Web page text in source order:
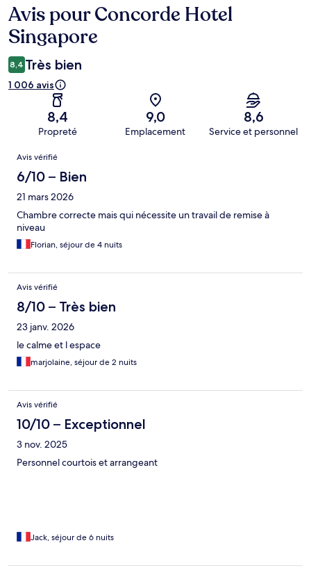
Avis
Avis pour Concorde Hotel
Singapore
8,4 Très bien
1 006 avis
8,4
Propreté
9,0
Emplacement
8,6
Service et personnel
Avis
Avis vérifié
6/10 – Bien
21 mars 2026
Chambre correcte mais qui nécessite un travail de remise à
niveau
Florian, séjour de 4 nuits
Avis vérifié
8/10 – Très bien
23 janv. 2026
le calme et l espace
marjolaine, séjour de 2 nuits
Avis vérifié
10/10 – Exceptionnel
3 nov. 2025
Personnel courtois et arrangeant
Jack, séjour de 6 nuits